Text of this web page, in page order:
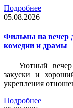
Подробнее
05.08.2026
Фильмы на вечер
комедии и драмы
Уютный
закуски и
укрепления
Подробнее